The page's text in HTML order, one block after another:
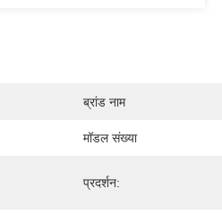
ब्रांड नाम
मॉडल संख्या
प्रदर्शन: